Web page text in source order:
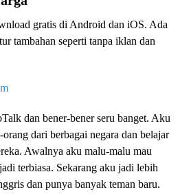
gratis di Android dan iOS. Ada
tambahan seperti tanpa iklan dan
dan bener-bener seru banget. Aku
dari berbagai negara dan belajar
Awalnya aku malu-malu mau
terbiasa. Sekarang aku jadi lebih
dan punya banyak teman baru.